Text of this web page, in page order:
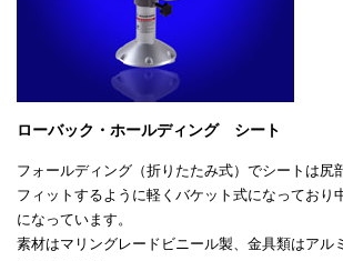
ローバック・ホールディング シート
フォールディング（折りたたみ式）でシートは尻
フィットするように軽くバケット式になっており
になっています。
素材はマリングレードビニール製、金具類はアル